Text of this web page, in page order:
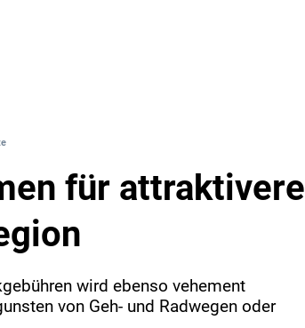
für attraktivere
wird ebenso vehement
von Geh- und Radwegen oder